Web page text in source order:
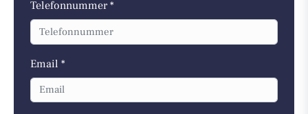
Telefonnummer *
Email *